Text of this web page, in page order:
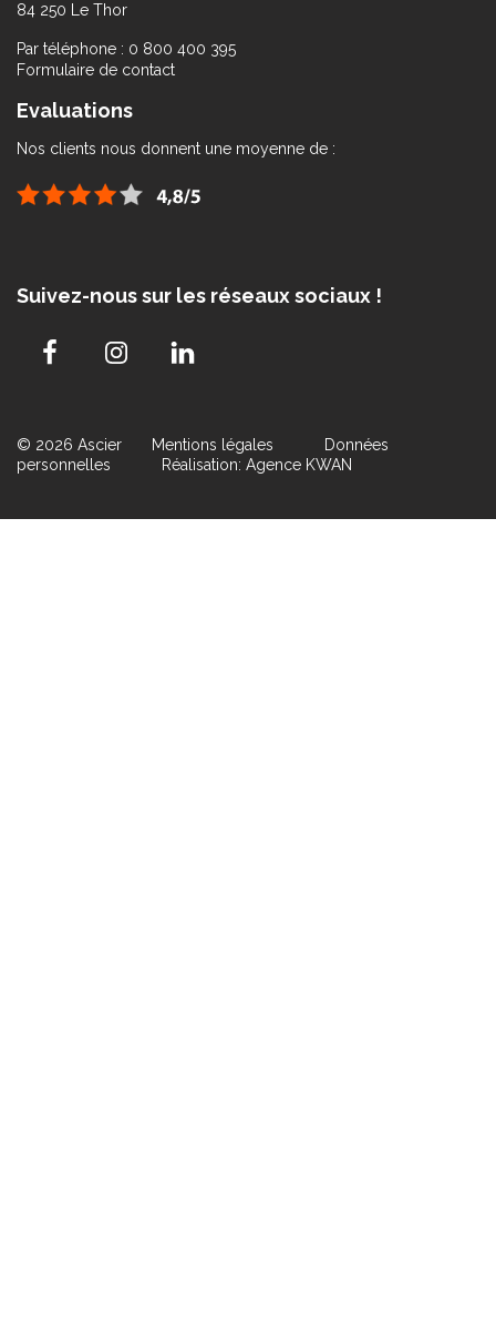
84 250 Le Thor
Par téléphone : 0 800 400 395
Formulaire de contact
Evaluations
Nos clients nous donnent une moyenne de :
Suivez-nous sur les réseaux sociaux !
© 2026 Ascier Mentions légales
Données
personnelles
Réalisation: Agence KWAN